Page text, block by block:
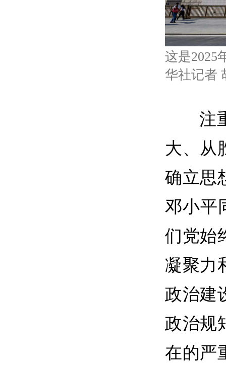
这是2025
华社记者
注
大、从
确立思
邓小平
们党始
凝聚力
政治建
政治规
在的严